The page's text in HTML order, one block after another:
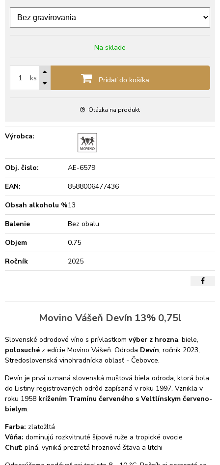
Na sklade
ks Pridať do košíka
Otázka na produkt
Výrobca:
Obj. čislo:
AE-6579
EAN:
8588006477436
Obsah alkoholu %13
Balenie
Bez obalu
Objem
0.75
Ročník
2025
Movino Vášeň Devín 13% 0,75l
Slovenské odrodové víno s prívlastkom výber z hrozna, biele,
polosuché z edície Movino Vášeň. Odroda Devín, ročník 2023,
Stredoslovenská vinohradnícka oblasť - Čebovce.
Devín je prvá uznaná slovenská muštová biela odroda, ktorá bola
do Listiny registrovaných odrôd zapísaná v roku 1997. Vznikla v
roku 1958 krížením Tramínu červeného s Veltlínskym červeno-
bielym.
Farba: zlatožltá
Vôňa: dominujú rozkvitnuté šípové ruže a tropické ovocie
Chuť: plná, vyniká prezretá hroznová šťava a litchi